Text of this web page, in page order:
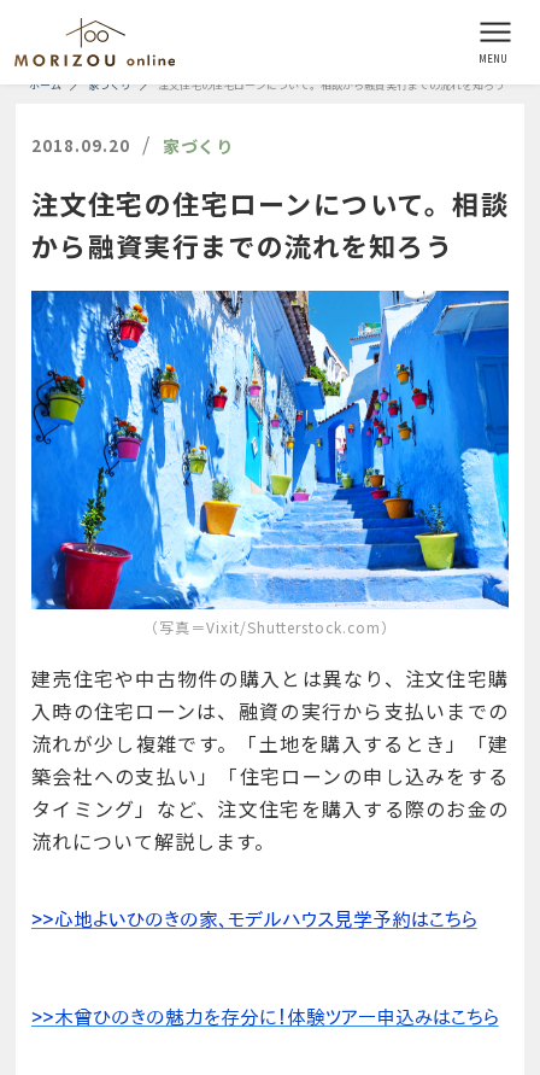
ホーム 家づくり 注文住宅の住宅ローンについて。相談から融資実行までの流れを知ろう
2018.09.20 / 家づくり
注文住宅の住宅ローンについて。相談
から融資実行までの流れを知ろう
（写真＝Vixit/Shutterstock.com）
建売住宅や中古物件の購入とは異なり、注文住宅購
入時の住宅ローンは、融資の実行から支払いまでの
流れが少し複雑です。「土地を購入するとき」「建
築会社への支払い」「住宅ローンの申し込みをする
タイミング」など、注文住宅を購入する際のお金の
流れについて解説します。